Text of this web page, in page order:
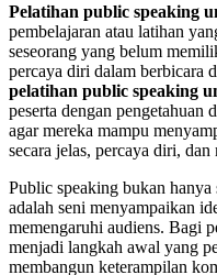
Pelatihan public speaking
pembelajaran atau latihan
seseorang yang belum
percaya diri dalam berbicara
pelatihan public speaking
peserta dengan pengetahuan
agar mereka mampu
secara jelas, percaya diri,
Public speaking bukan
adalah seni menyampaikan
memengaruhi audiens. Bagi
menjadi langkah awal yang
membangun keterampilan